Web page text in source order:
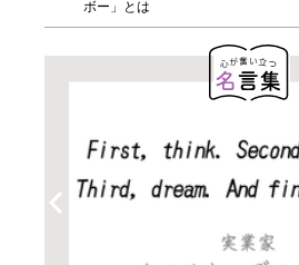
ボー」とは